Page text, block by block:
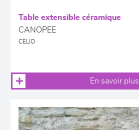
Table extensible céramique
CANOPEE
CELIO
En savoir plus